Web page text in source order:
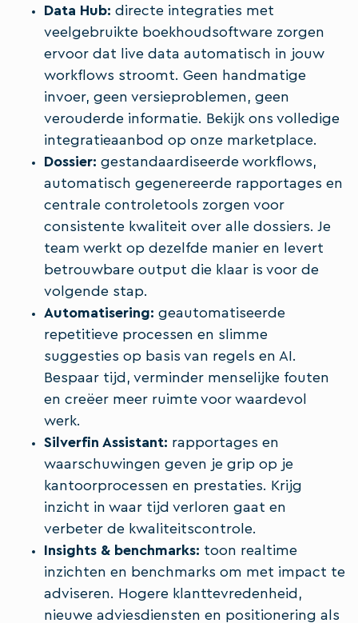
Data Hub: directe integraties met
veelgebruikte boekhoudsoftware zorgen
ervoor dat live data automatisch in jouw
workflows stroomt. Geen handmatige
invoer, geen versieproblemen, geen
verouderde informatie. Bekijk ons volledige
integratieaanbod op onze marketplace.
Dossier: gestandaardiseerde workflows,
automatisch gegenereerde rapportages en
centrale controletools zorgen voor
consistente kwaliteit over alle dossiers. Je
team werkt op dezelfde manier en levert
betrouwbare output die klaar is voor de
volgende stap.
Automatisering: geautomatiseerde
repetitieve processen en slimme
suggesties op basis van regels en AI.
Bespaar tijd, verminder menselijke fouten
en creëer meer ruimte voor waardevol
werk.
Silverfin Assistant: rapportages en
waarschuwingen geven je grip op je
kantoorprocessen en prestaties. Krijg
inzicht in waar tijd verloren gaat en
verbeter de kwaliteitscontrole.
Insights & benchmarks: toon realtime
inzichten en benchmarks om met impact te
adviseren. Hogere klanttevredenheid,
nieuwe adviesdiensten en positionering als